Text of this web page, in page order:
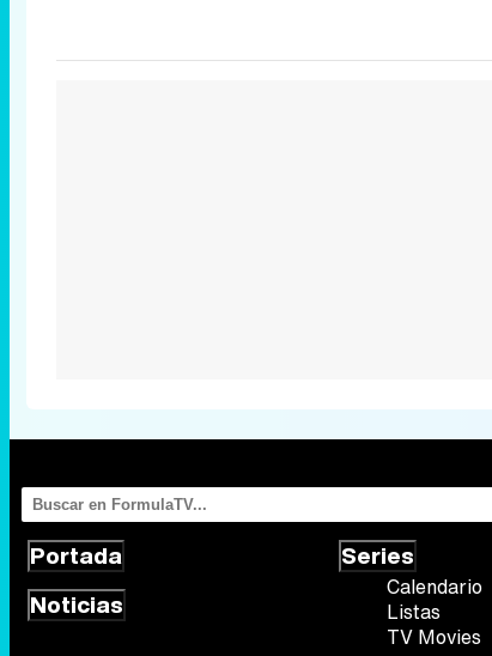
Portada
Noticias
Series
Calendario
Listas
TV Movies